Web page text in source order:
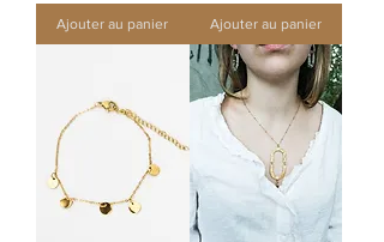
Ajouter au panier Ajouter au panier